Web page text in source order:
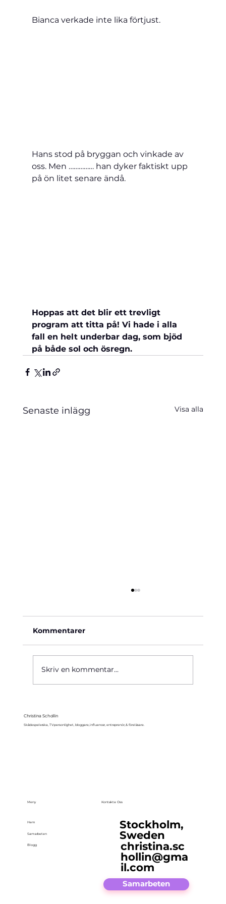
Bianca verkade inte lika förtjust.
Hans stod på bryggan och vinkade av
oss. Men …………… han dyker faktiskt upp
på ön litet senare ändå.
Hoppas att det blir ett trevligt
program att titta på! Vi hade i alla
fall en helt underbar dag, som bjöd
på både sol och ösregn.
Senaste inlägg Visa alla
Kommentarer
Skriv en kommentar...
Christina Schollin
Skådespelerska, TV-personlighet, bloggare, influencer, entreprenör, & föreläsare.
Meny
Hem
Samarbeten
Blogg
Kontakta Oss
Stockholm,
Sweden
christina.sc
hollin@gma
il.com
Samarbeten